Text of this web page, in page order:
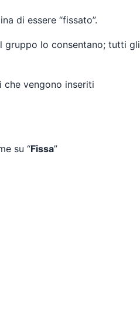
di essere “fissato”.
gruppo lo consentano; tutti gli
che vengono inseriti
su “Fissa”